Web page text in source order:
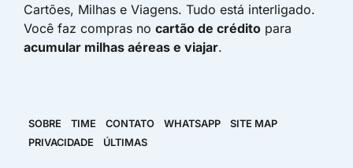
Cartões, Milhas e Viagens. Tudo está interligado.
Você faz compras no cartão de crédito para
acumular milhas aéreas e viajar.
SOBRE TIME CONTATO WHATSAPP
SITE MAP
PRIVACIDADE
ÚLTIMAS